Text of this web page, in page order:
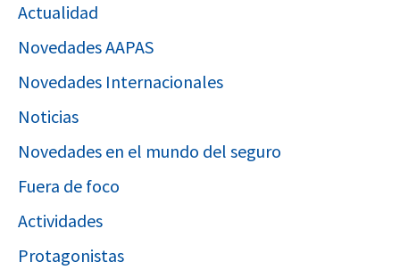
Actualidad
Novedades AAPAS
Novedades Internacionales
Noticias
Novedades en el mundo del seguro
Fuera de foco
Actividades
Protagonistas